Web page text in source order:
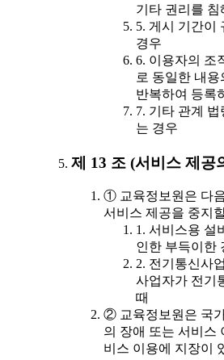
기타 권리를 침
5. 게시 기간이
경우
6. 이용자의 조
로 동일한 내
반복하여 등록
7. 기타 관계
는 경우
제 13 조 (서비스 제공
① 교육정보원은 다
서비스 제공을 중지
1. 서비스용 설
인한 부득이한
2. 전기통신사
사업자가 전기
때
② 교육정보원은 국
의 장애 또는 서비스
비스 이용에 지장이